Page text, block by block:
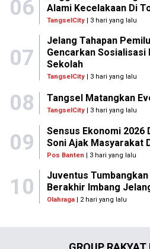
06
Alami Kecelakaan Di
TangselCity| 3 hari yang lalu
07
Jelang Tahapan
Gencarkan Sosialisasi
Sekolah
TangselCity| 3 hari yang lalu
08 Tangsel Matangkan
TangselCity | 3 hari yang lalu
09
Sensus Ekonomi 2026
Soni Ajak Masyarakat
Pos Banten | 3 hari yang lalu
10
Juventus
Berakhir Imbang
Olahraga| 2 hari yang lalu